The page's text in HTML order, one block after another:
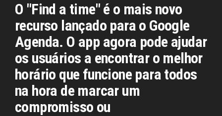
O "Find a time" é o mais novo
recurso lançado para o Google
Agenda. O app agora pode ajudar
os usuários a encontrar o melhor
horário que funcione para todos
na hora de marcar um
compromisso ou